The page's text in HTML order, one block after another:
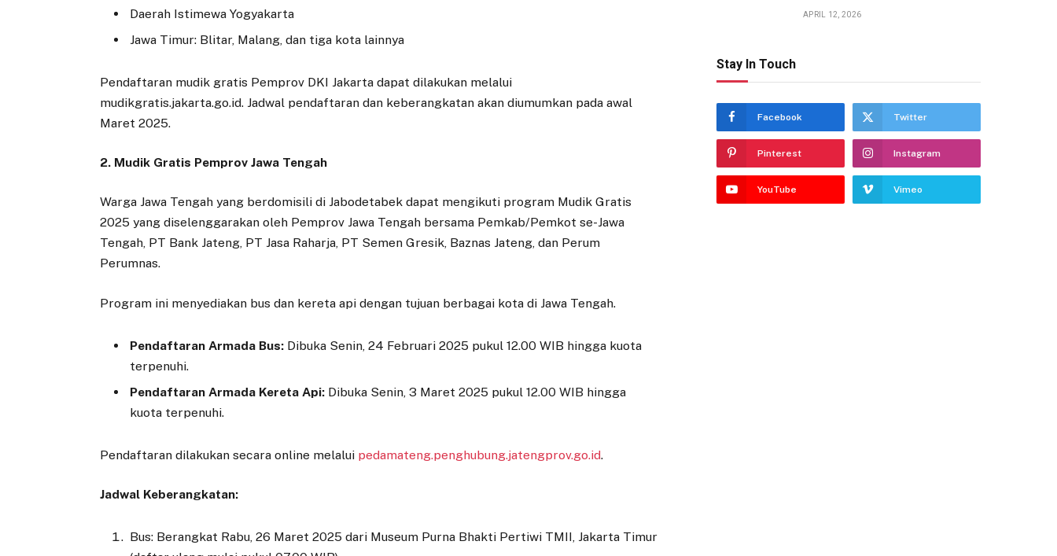
Daerah Istimewa Yogyakarta
Jawa Timur: Blitar, Malang, dan tiga kota lainnya
Pendaftaran mudik gratis Pemprov DKI Jakarta dapat dilakukan melalui
mudikgratis.jakarta.go.id. Jadwal pendaftaran dan keberangkatan akan diumumkan pada awal
Maret 2025.
2. Mudik Gratis Pemprov Jawa Tengah
Warga Jawa Tengah yang berdomisili di Jabodetabek dapat mengikuti program Mudik Gratis
2025 yang diselenggarakan oleh Pemprov Jawa Tengah bersama Pemkab/Pemkot se-Jawa
Tengah, PT Bank Jateng, PT Jasa Raharja, PT Semen Gresik, Baznas Jateng, dan Perum
Perumnas.
Program ini menyediakan bus dan kereta api dengan tujuan berbagai kota di Jawa Tengah.
Pendaftaran Armada Bus: Dibuka Senin, 24 Februari 2025 pukul 12.00 WIB hingga kuota
terpenuhi.
Pendaftaran Armada Kereta Api: Dibuka Senin, 3 Maret 2025 pukul 12.00 WIB hingga
kuota terpenuhi.
Pendaftaran dilakukan secara online melalui pedamateng.penghubung.jatengprov.go.id.
Jadwal Keberangkatan:
Bus: Berangkat Rabu, 26 Maret 2025 dari Museum Purna Bhakti Pertiwi TMII, Jakarta Timur
APRIL 12, 2026
Stay In Touch
Facebook Twitter
Pinterest Instagram
YouTube Vimeo